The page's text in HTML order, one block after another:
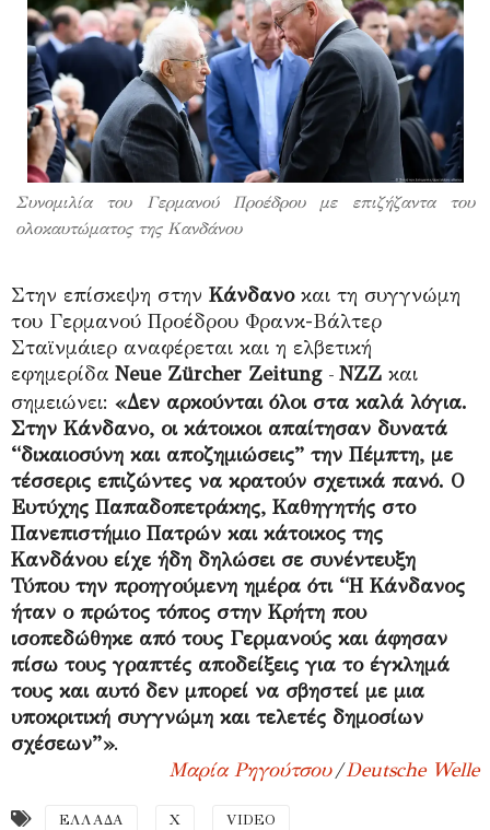
Συνομιλία του Γερμανού Προέδρου με επιζήζαντα του
ολοκαυτώματος της Κανδάνου
Στην επίσκεψη στην Κάνδανοκαι τη συγγνώμη
του Γερμανού Προέδρου Φρανκ-Βάλτερ
Σταϊνμάιερ αναφέρεται και η ελβετική
εφημερίδα Neue Zürcher Zeitung - NZZ και
σημειώνει: «Δεν αρκούνται όλοι στα καλά λόγια.
Στην Κάνδανο, οι κάτοικοι απαίτησαν δυνατά
“δικαιοσύνη και αποζημιώσεις” την Πέμπτη, με
τέσσερις επιζώντες να κρατούν σχετικά πανό. Ο
Ευτύχης Παπαδοπετράκης, Καθηγητής στο
Πανεπιστήμιο Πατρών και κάτοικος της
Κανδάνου είχε ήδη δηλώσει σε συνέντευξη
Τύπου την προηγούμενη ημέρα ότι “Η Κάνδανος
ήταν ο πρώτος τόπος στην Κρήτη που
ισοπεδώθηκε από τους Γερμανούς και άφησαν
πίσω τους γραπτές αποδείξεις για το έγκλημά
τους και αυτό δεν μπορεί να σβηστεί με μια
υποκριτική συγγνώμη και τελετές δημοσίων
σχέσεων”».
Μαρία Ρηγούτσου/Deutsche Welle
ΕΛΛΑΔΑ Χ VIDEO